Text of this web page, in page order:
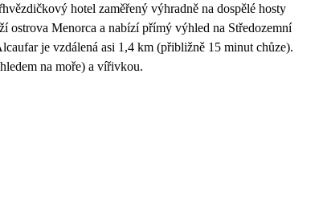
hotel zaměřený výhradně na dospělé hosty
Menorca a nabízí přímý výhled na Středozemní
je vzdálená asi 1,4 km (přibližně 15 minut chůze).
na moře) a vířivkou.